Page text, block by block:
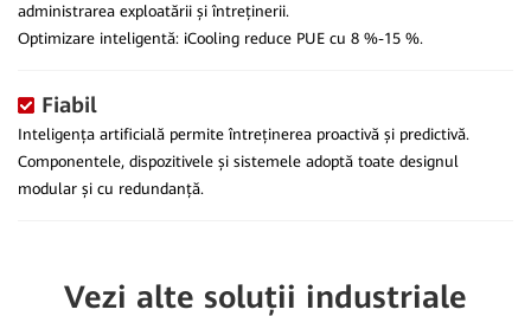
administrarea exploatării și întreținerii.
Optimizare inteligentă: iCooling reduce PUE cu 8 %-15 %.
Fiabil
Inteligența artificială permite întreținerea proactivă și predictivă.
Componentele, dispozitivele și sistemele adoptă toate designul
modular și cu redundanță.
Vezi alte soluții industriale